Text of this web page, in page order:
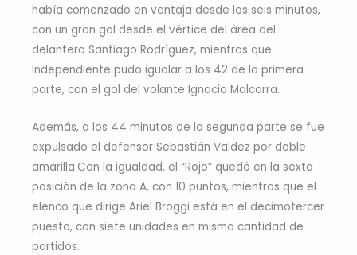
había comenzado en ventaja desde los seis minutos,
con un gran gol desde el vértice del área del
delantero Santiago Rodríguez, mientras que
Independiente pudo igualar a los 42 de la primera
parte, con el gol del volante Ignacio Malcorra.
Además, a los 44 minutos de la segunda parte se fue
expulsado el defensor Sebastián Valdez por doble
amarilla.Con la igualdad, el “Rojo” quedó en la sexta
posición de la zona A, con 10 puntos, mientras que el
elenco que dirige Ariel Broggi está en el decimotercer
puesto, con siete unidades en misma cantidad de
partidos.